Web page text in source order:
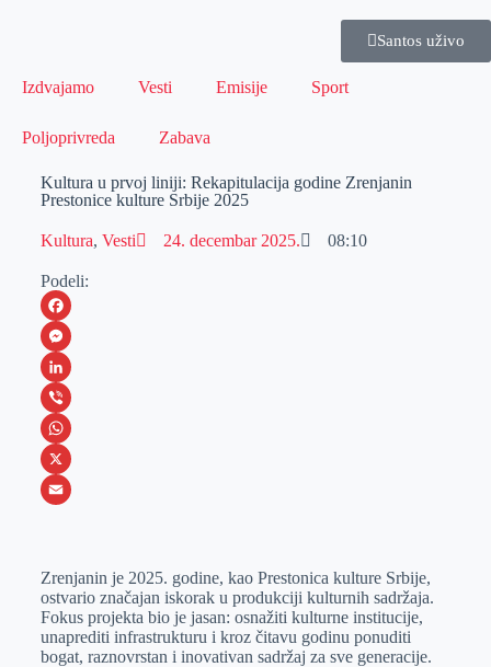
Santos uživo
Izdvajamo Vesti Emisije Sport
Poljoprivreda Zabava
Kultura u prvoj liniji: Rekapitulacija godine Zrenjanin
Prestonice kulture Srbije 2025
Kultura, Vesti 24. decembar 2025. 08:10
Podeli:
F
a
c
e
b
o
M
e
s
s
e
e
r
L
i
n
k
I
n
V
i
b
W
h
s
A
p
X
a
i
l
Zrenjanin je 2025. godine, kao Prestonica kulture Srbije,
ostvario značajan iskorak u produkciji kulturnih sadržaja.
Fokus projekta bio je jasan: osnažiti kulturne institucije,
unaprediti infrastrukturu i kroz čitavu godinu ponuditi
bogat, raznovrstan i inovativan sadržaj za sve generacije.